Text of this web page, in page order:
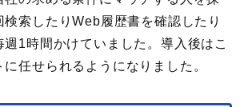
検索したりWeb履歴書を確認したり
週1時間かけていました。導入後はこ
任せられるようになりました。